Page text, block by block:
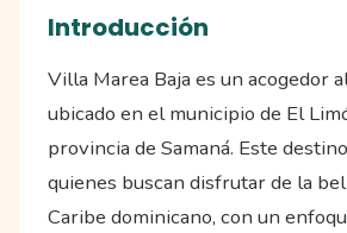
Introducción
Villa Marea Baja es un acogedor
ubicado en el municipio de El
provincia de Samaná. Este
quienes buscan disfrutar de la
Caribe dominicano, con un